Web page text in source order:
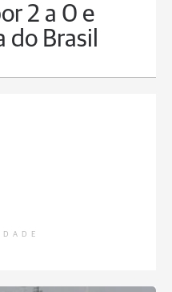
2 a 0 e
do Brasil